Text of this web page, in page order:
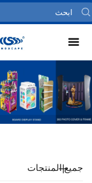
جميع المنتجات